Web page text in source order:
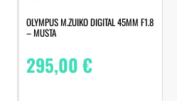
OLYMPUS M.ZUIKO DIGITAL 45MM F1.8
– MUSTA
295,00€